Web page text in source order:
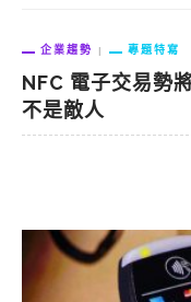
企業趨勢 專題特寫
NFC 電子交易
不是敵人